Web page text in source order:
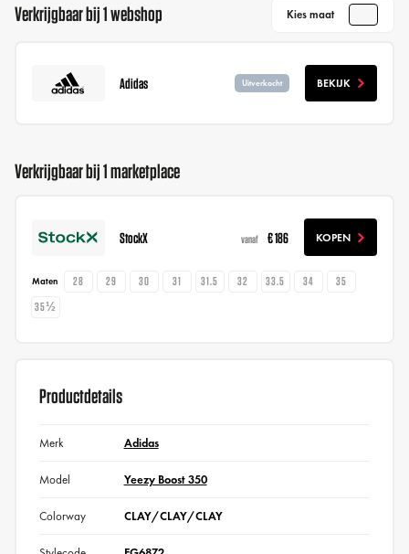
Verkrijgbaar bij 1 webshop Kies maat
Adidas Uitverkocht BEKIJK
Verkrijgbaar bij 1 marketplace
StockX vanaf € 186 KOPEN
Maten 28 29 30 31 31.5 32 33.5 34
35
35½
Productdetails
Merk Adidas
Model Yeezy Boost 350
Colorway CLAY/CLAY/CLAY